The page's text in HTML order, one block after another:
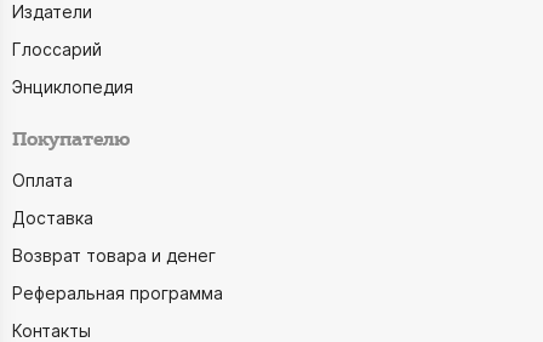
Издатели
Глоссарий
Энциклопедия
Покупателю
Оплата
Доставка
Возврат товара и денег
Реферальная программа
Контакты